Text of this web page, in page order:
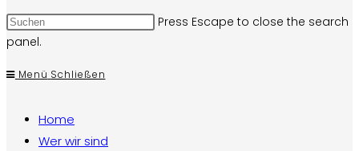
Press Escape to close the search
panel.
Menü Schließen
Home
Wer wir sind